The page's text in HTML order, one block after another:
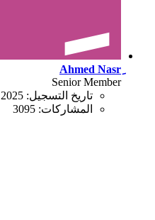
Senior Member
تاريخ التسجيل:
المشاركات: 3095